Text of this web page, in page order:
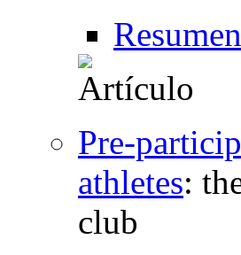
Resumen
Pre-
athletes:
club